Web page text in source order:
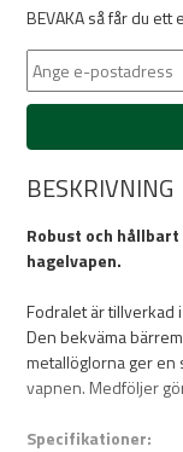
BEVAKA så får du
BESKRIVNING
Robust och
hagelvapen.
Fodralet är tillverkad
Den bekväma
metallöglorna ger en
vapnen. Medföljer
Specifikationer: